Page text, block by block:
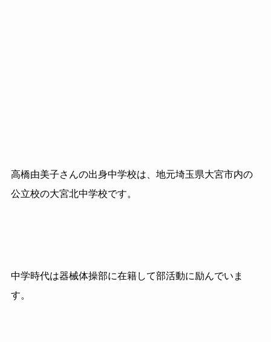
高橋由美子さんの出身中学校は、地元埼玉県大宮市内の
公立校の大宮北中学校です。
中学時代は器械体操部に在籍して部活動に励んでいま
す。